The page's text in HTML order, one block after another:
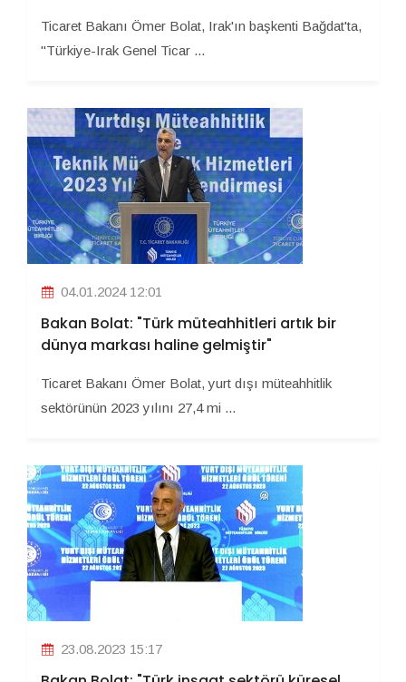
Ticaret Bakanı Ömer Bolat, Irak'ın başkenti Bağdat'ta,
"Türkiye-Irak Genel Ticar ...
04.01.2024 12:01
Bakan Bolat: "Türk müteahhitleri artık bir
dünya markası haline gelmiştir"
Ticaret Bakanı Ömer Bolat, yurt dışı müteahhitlik
sektörünün 2023 yılını 27,4 mi ...
23.08.2023 15:17